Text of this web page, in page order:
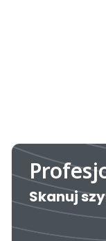
Skanuj